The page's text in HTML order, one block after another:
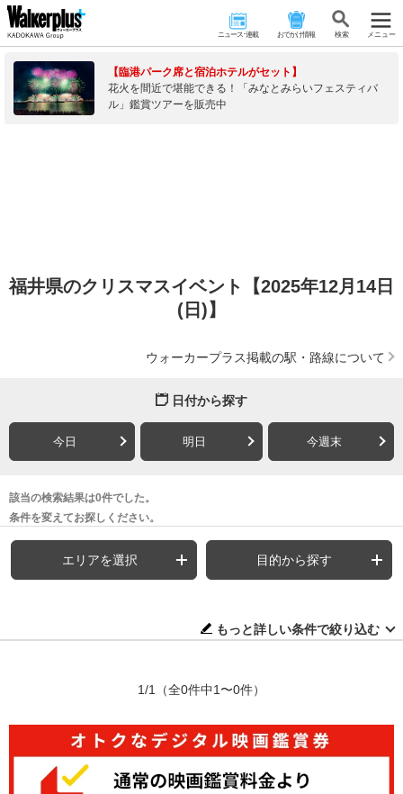
ニュース･連載 おでかけ情報 検 索 メニュー
【臨港パーク席と宿泊ホテルがセット】
花火を間近で堪能できる！「みなとみらいフェスティバ
ル」鑑賞ツアーを販売中
福井県のクリスマスイベント【2025年12月14日
(日)】
ウォーカープラス掲載の駅・路線について
日付から探す
今日 明日 今週末
該当の検索結果は0件でした。
条件を変えてお探しください。
エリアを選択 目的から探す
もっと詳しい条件で絞り込む
1/1 （全0件中1〜0件）